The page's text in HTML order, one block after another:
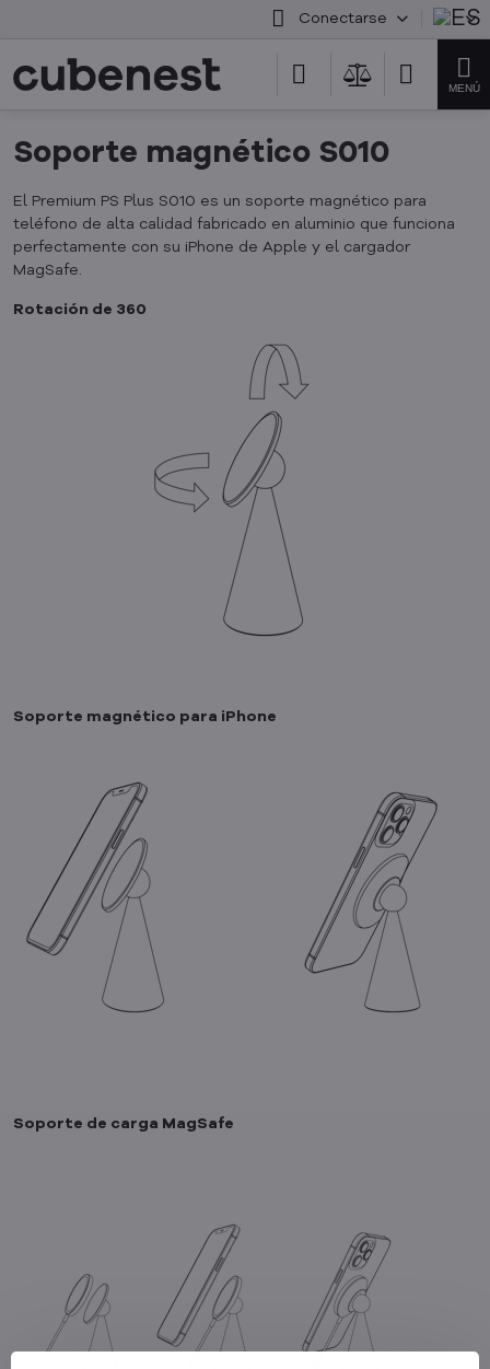
Conectarse
Soporte magnético S010
El Premium PS Plus S010 es un soporte magnético para
teléfono de alta calidad fabricado en aluminio que funciona
perfectamente con su iPhone de Apple y el cargador
MagSafe.
Rotación de 360
Soporte magnético para iPhone
Soporte de carga MagSafe